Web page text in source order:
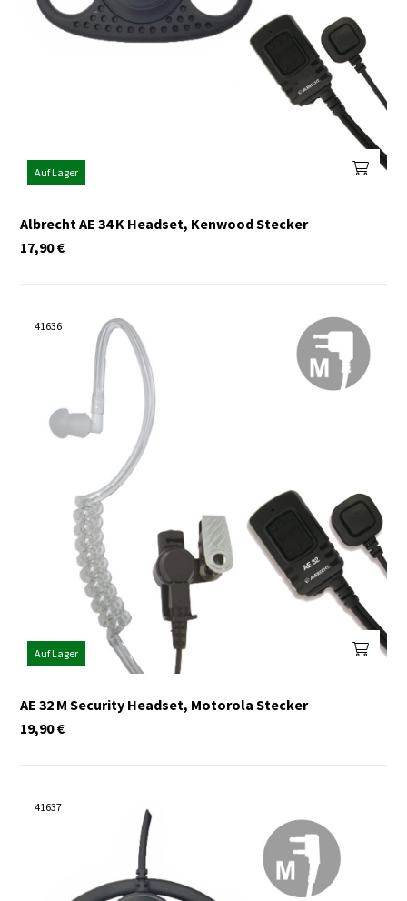
Auf Lager
Albrecht AE 34 K Headset, Kenwood Stecker
€
17,90
41636
Auf Lager
AE 32 M Security Headset, Motorola Stecker
€
19,90
41637